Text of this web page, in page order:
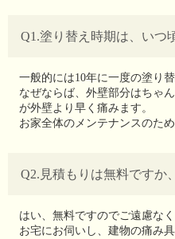
Q1.塗り替え時期は、いつ
一般的には10年に一度の塗り
なぜならば、外壁部分はちゃ
が外壁より早く痛みます。
お家全体のメンテナンスのた
Q2.見積もりは無料ですか
はい、無料ですのでご遠慮な
お宅にお伺いし、建物の痛み